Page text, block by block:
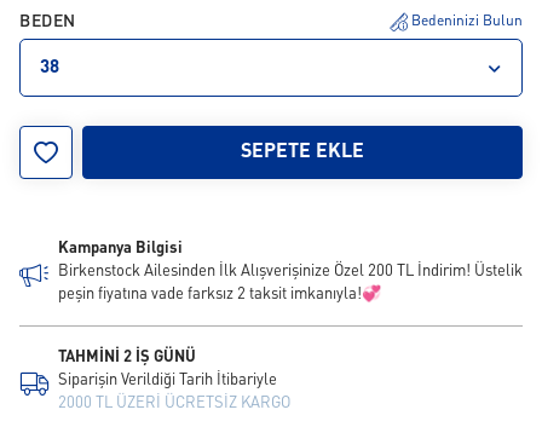
BEDEN Bedeninizi Bulun
38
SEPETE EKLE
Kampanya Bilgisi
Birkenstock Ailesinden İlk Alışverişinize Özel 200 TL İndirim! Üstelik
peşin fiyatına vade farksız 2 taksit imkanıyla!💞
TAHMİNİ 2 İŞ GÜNÜ
Siparişin Verildiği Tarih İtibariyle
2000 TL ÜZERİ ÜCRETSİZ KARGO